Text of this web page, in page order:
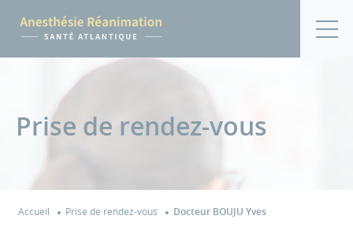
Prise de rendez-vous
Accueil Prise de rendez-vous Docteur BOUJU Yves